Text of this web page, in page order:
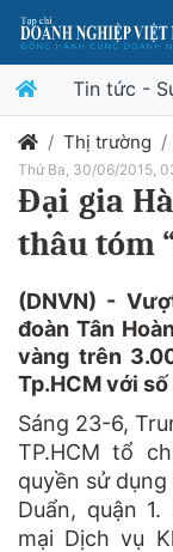
Tin tức -
Thị trường
Thứ Ba, 30/06/2015,
Đại gia
thâu tóm
(DNVN) -
đoàn Tân
vàng trên
Tp.HCM với
Sáng 23-6,
TP.HCM tổ
quyền sử
Duẩn, quận
mại Dịch vụ